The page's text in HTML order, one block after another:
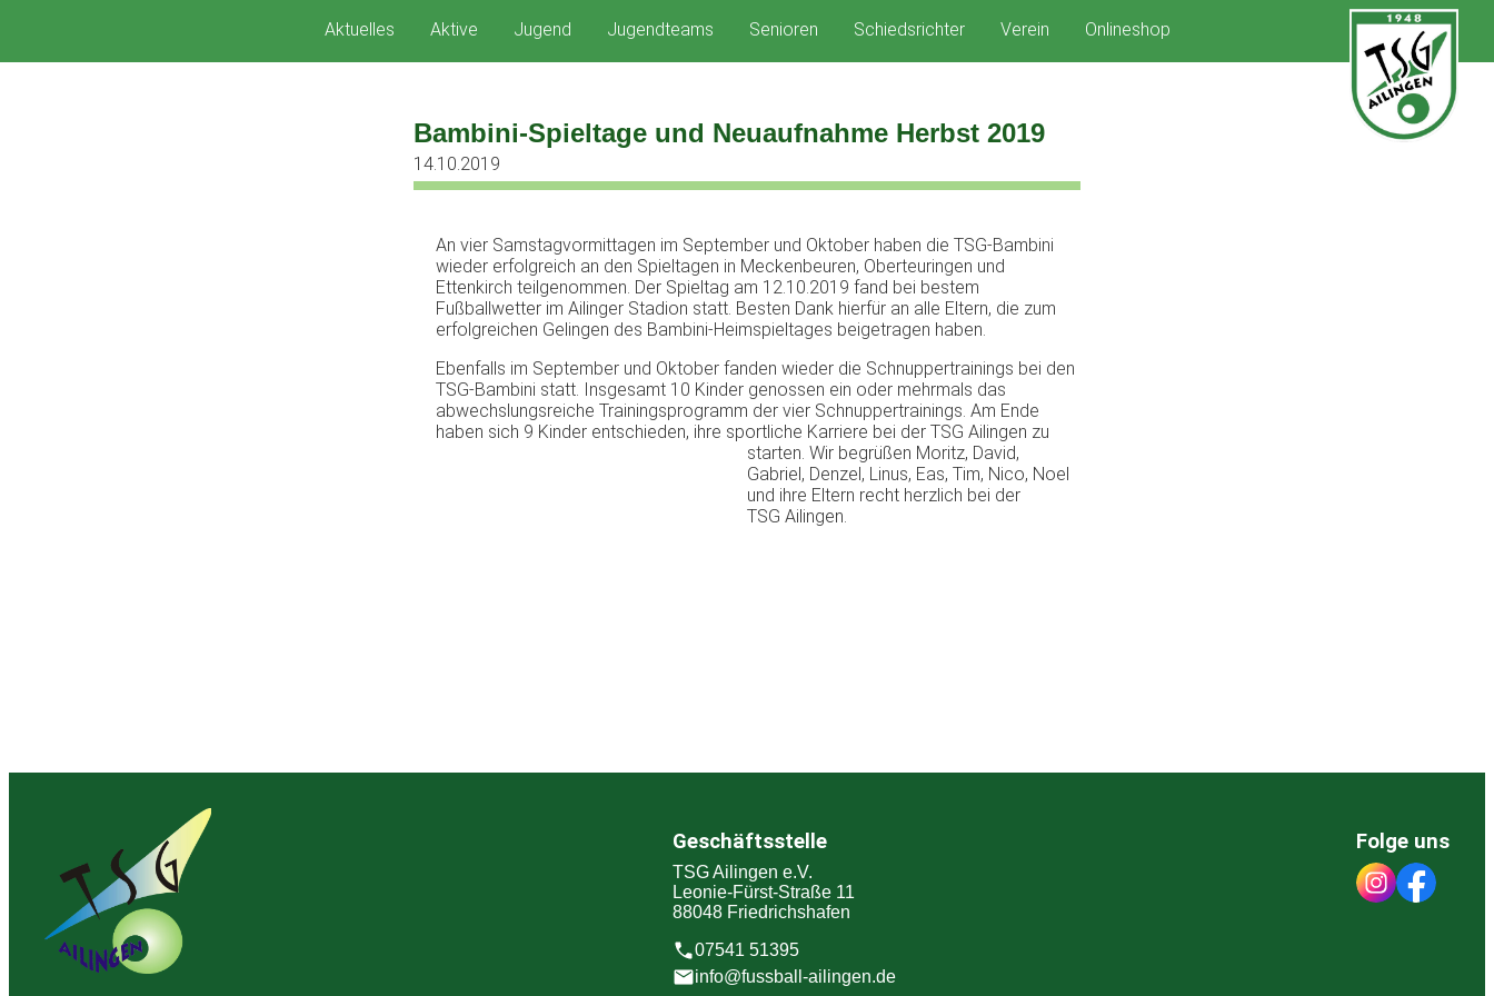
springen
Aktuelles Aktive Jugend Jugendteams Senioren Schiedsrichter Verein Onlineshop
Bambini-Spieltage und Neuaufnahme Herbst 2019
14.10.2019
An vier Samstagvormittagen im September und Oktober haben die TSG-Bambini
wieder erfolgreich an den Spieltagen in Meckenbeuren, Oberteuringen und
Ettenkirch teilgenommen. Der Spieltag am 12.10.2019 fand bei bestem
Fußballwetter im Ailinger Stadion statt. Besten Dank hierfür an alle Eltern, die zum
erfolgreichen Gelingen des Bambini-Heimspieltages beigetragen haben.
Ebenfalls im September und Oktober fanden wieder die Schnuppertrainings bei den
TSG-Bambini statt. Insgesamt 10 Kinder genossen ein oder mehrmals das
abwechslungsreiche Trainingsprogramm der vier Schnuppertrainings. Am Ende
haben sich 9 Kinder entschieden, ihre sportliche Karriere bei der TSG Ailingen zu
starten. Wir begrüßen Moritz, David,
Gabriel, Denzel, Linus, Eas, Tim, Nico, Noel
und ihre Eltern recht herzlich bei der
TSG Ailingen.
Geschäftsstelle
TSG Ailingen e.V.
Leonie-Fürst-Straße 11
88048 Friedrichshafen
07541 51395
info@fussball-ailingen.de
Folge uns